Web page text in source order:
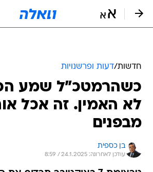
חדשות/דעות ופרשנויות
כשהרמטכ"ל שמע
לא האמין. זה אכל
מבפנים
בן כספית
עודכן לאחרונה: 24.1.2025 / 8:59